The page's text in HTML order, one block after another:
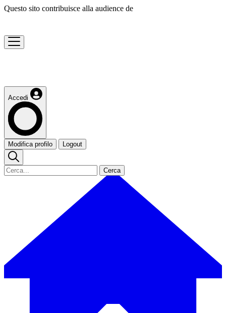
Questo sito contribuisce alla audience de
Accedi
Modifica profilo Logout
Cerca